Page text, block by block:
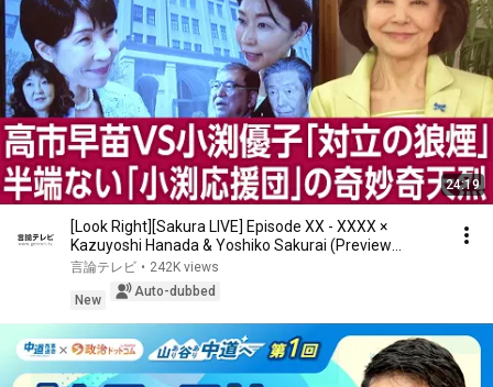
24:19
[Look Right][Sakura LIVE] Episode XX - XXXX ×
Kazuyoshi Hanada & Yoshiko Sakurai (Preview
Version)
言論テレビ • 242K views
New
Auto-dubbed